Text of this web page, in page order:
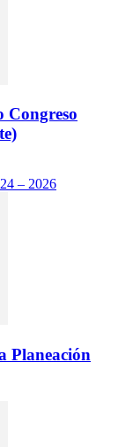
Congreso
– 2026
Planeación